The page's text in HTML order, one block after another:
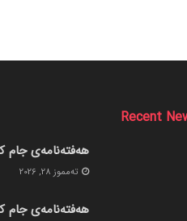
Recent
هەفتەنامەی جام
ته‌مموز 28, 2026
هەفتەنامەی جام